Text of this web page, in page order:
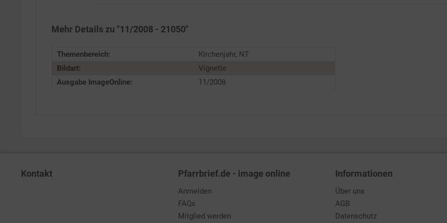
Mehr Details zu "11/2008 - 21050"
Themenbereich:
Kirchenjahr, NT
Bildart:
Vignette
Ausgabe ImageOnline:
11/2008
Kontakt Pfarrbrief.de - image online
Anmelden
FAQs
Mitglied werden
Informationen
Über uns
AGB
Datenschutz
Service